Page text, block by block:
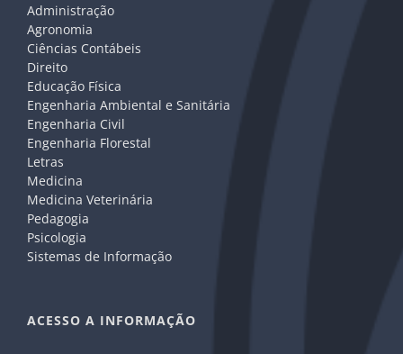
Administração
Agronomia
Ciências Contábeis
Direito
Educação Física
Engenharia Ambiental e Sanitária
Engenharia Civil
Engenharia Florestal
Letras
Medicina
Medicina Veterinária
Pedagogia
Psicologia
Sistemas de Informação
ACESSO A INFORMAÇÃO